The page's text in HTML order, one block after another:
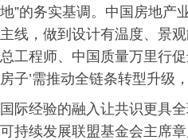
地”的务实基调。中国房地产
主线，做到设计有温度、景
总工程师、中国质量万里行
房子’需推动全链条转型升级
国际经验的融入让共识更具
可持续发展联盟基金会主席